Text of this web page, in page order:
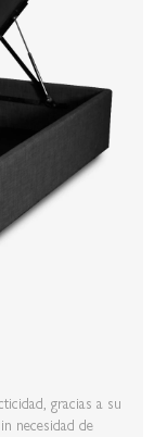
gracias a su
necesidad de